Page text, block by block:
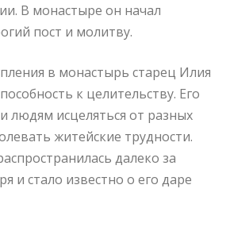
В монастыре он начал
пост и молитву.
в монастырь старец Илия
к целительству. Его
людям исцеляться от разных
житейские трудности.
далеко за
и стало известно о его даре